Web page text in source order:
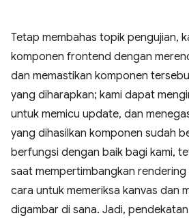
Tetap membahas topik pengujian,
komponen frontend dengan
dan memastikan komponen
yang diharapkan; kami dapat
untuk memicu update, dan
yang dihasilkan komponen sudah
berfungsi dengan baik bagi kami,
saat mempertimbangkan rendering
cara untuk memeriksa kanvas dan
digambar di sana. Jadi,